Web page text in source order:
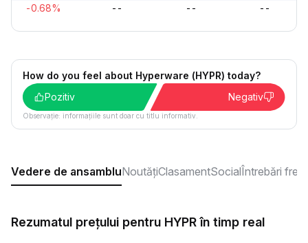
-0.68% -- -- --
How do you feel about Hyperware (HYPR) today?
Pozitiv
Negativ
Observație: informațiile sunt doar cu titlu informativ.
Vedere de ansambluNoutățiClasamentSocialÎntrebări
Rezumatul prețului pentru HYPR în timp real